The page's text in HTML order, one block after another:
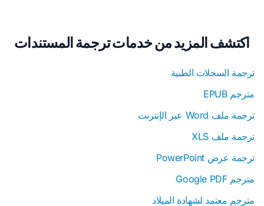
اكتشف المزيد من خدمات ترجمة المستندات
ترجمة السجلات الطبية
مترجم EPUB
ترجمة ملف Word عبر الإنترنت
ترجمة ملف XLS
ترجمة عرض PowerPoint
مترجم Google PDF
مترجم معتمد لشهادة الميلاد